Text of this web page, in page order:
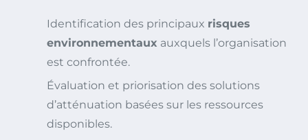
Identification des principaux risques
environnementaux auxquels l’organisation
est confrontée.
Évaluation et priorisation des solutions
d’atténuation basées sur les ressources
disponibles.